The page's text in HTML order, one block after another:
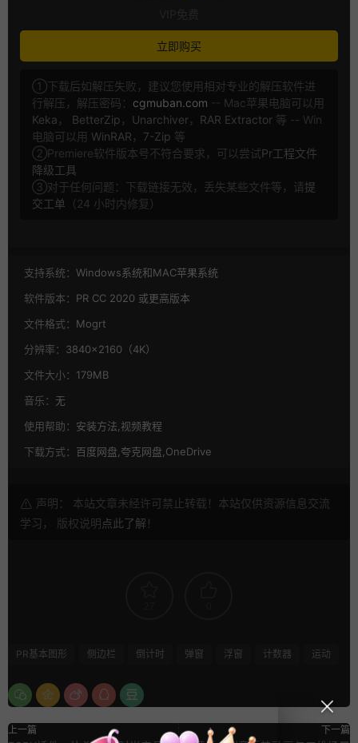
立即购买
①下载后如解压失败，建议您使用相对专业的解压软件进
行解压，解压密码： cgmuban.com -- Mac苹果电脑可以用
Keka ， BetterZip ， Unarchiver， RAR Extractor 等 -- Win
电脑可以用 WinRAR ， 7-Zip 等
②Premiere软件版本号不符合要求，可以尝试Pr工程文件
降级工具
③对于任何问题：下载链接无效，丢失某些文件等，请提
交工单 （24 小时内修复）
支持系统： Windows系统和MAC苹果系统
软件版本： PR CC 2020 或更高版本
文件格式： Mogrt
分辨率： 3840×2160（4K）
文件大小： 179MB
音乐： 无
使用帮助： 安装方法,视频教程
下载方式： 百度网盘,夸克网盘,OneDrive
声明： 本站文章未经许可禁止转载！本站仅供资源信息交流
学习， 版权说明点此了解 ！
PR基本图形 侧边栏 倒计时 弹窗 浮窗 计数器 运动
上一篇 下一篇